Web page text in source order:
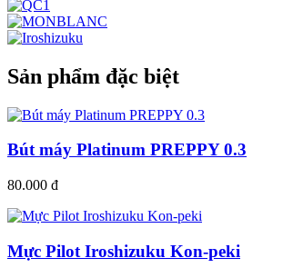
Sản phẩm đặc biệt
Bút máy Platinum PREPPY 0.3
80.000 đ
Mực Pilot Iroshizuku Kon-peki